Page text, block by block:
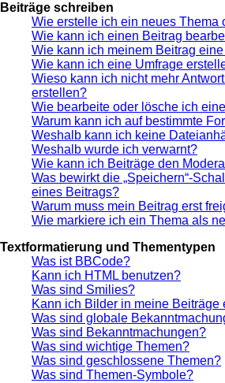
Beiträge schreiben
Wie erstelle ich ein neues Thema
Wie kann ich einen Beitrag
Wie kann ich meinem Beitrag
Wie kann ich eine Umfrage
Wieso kann ich nicht mehr
erstellen?
Wie bearbeite oder lösche ich
Warum kann ich auf bestimmte
Weshalb kann ich keine
Weshalb wurde ich verwarnt?
Wie kann ich Beiträge den
Was bewirkt die „Speichern“-
eines Beitrags?
Warum muss mein Beitrag erst
Wie markiere ich ein Thema als
Textformatierung und Thementypen
Was ist BBCode?
Kann ich HTML benutzen?
Was sind Smilies?
Kann ich Bilder in meine Beiträge
Was sind globale
Was sind Bekanntmachungen?
Was sind wichtige Themen?
Was sind geschlossene Themen?
Was sind Themen-Symbole?